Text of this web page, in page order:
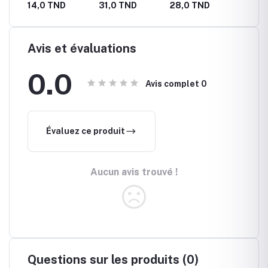
14,0 TND 31,0 TND 28,0 TND
Avis et évaluations
0.0 Avis complet 0
Évaluez ce produit
Aucun avis trouvé !
Questions sur les produits (0)